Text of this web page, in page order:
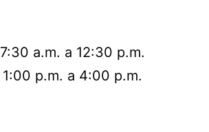
7:30 a.m. a 12:30 p.m.
1:00 p.m. a 4:00 p.m.